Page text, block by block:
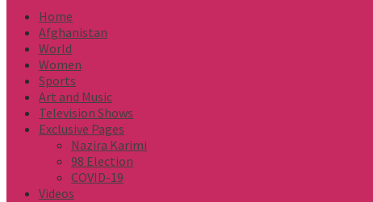
Home
Afghanistan
World
Women
Sports
Art and Music
Television Shows
Exclusive Pages
Nazira Karimi
98 Election
COVID-19
Videos